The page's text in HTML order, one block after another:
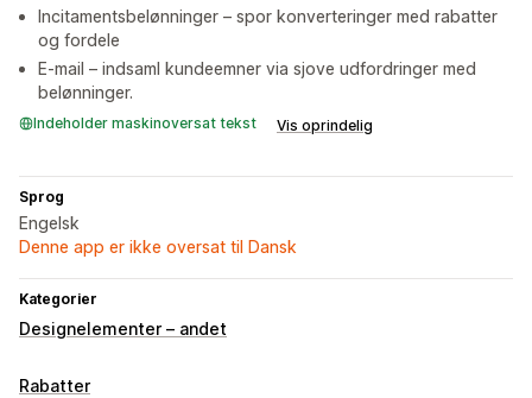
Incitamentsbelønninger – spor konverteringer med rabatter
og fordele
E-mail – indsaml kundeemner via sjove udfordringer med
belønninger.
Indeholder maskinoversat tekst Vis oprindelig
Sprog
Engelsk
Denne app er ikke oversat til Dansk
Kategorier
Designelementer – andet
Rabatter